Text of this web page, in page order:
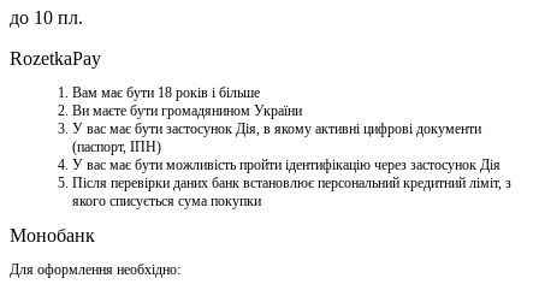
до 10 пл.
RozetkaPay
Вам має бути 18 років і більше
Ви маєте бути громадянином України
У вас має бути застосунок Дія, в якому активні цифрові документи
(паспорт, ІПН)
У вас має бути можливість пройти ідентифікацію через застосунок Дія
Після перевірки даних банк встановлює персональний кредитний ліміт, з
якого списується сума покупки
Монобанк
Для оформлення необхідно: